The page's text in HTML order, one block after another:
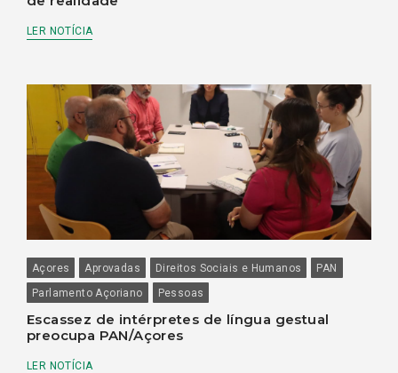
LER NOTÍCIA
Açores Aprovadas Direitos Sociais e Humanos
PAN
Parlamento Açoriano
Pessoas
Escassez de intérpretes de língua gestual
preocupa PAN/Açores
LER NOTÍCIA